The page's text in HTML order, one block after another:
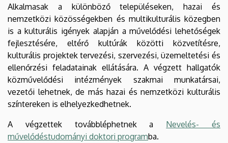
Alkalmasak a különböző településeken, hazai és
nemzetközi közösségekben és multikulturális közegben
is a kulturális igények alapján a művelődési lehetőségek
fejlesztésére, eltérő kultúrák közötti közvetítésre,
kulturális projektek tervezési, szervezési, üzemeltetési és
ellenőrzési feladatainak ellátására. A végzett hallgatók
közművelődési intézmények szakmai munkatársai,
vezetői lehetnek, de más hazai és nemzetközi kulturális
színtereken is elhelyezkedhetnek.
A végzettek továbbléphetnek a Nevelés- és
művelődéstudományi doktori programba.